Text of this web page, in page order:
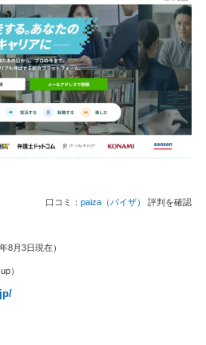
口コミ： paiza（パイザ） 評判を確認
8月3日現在）
）